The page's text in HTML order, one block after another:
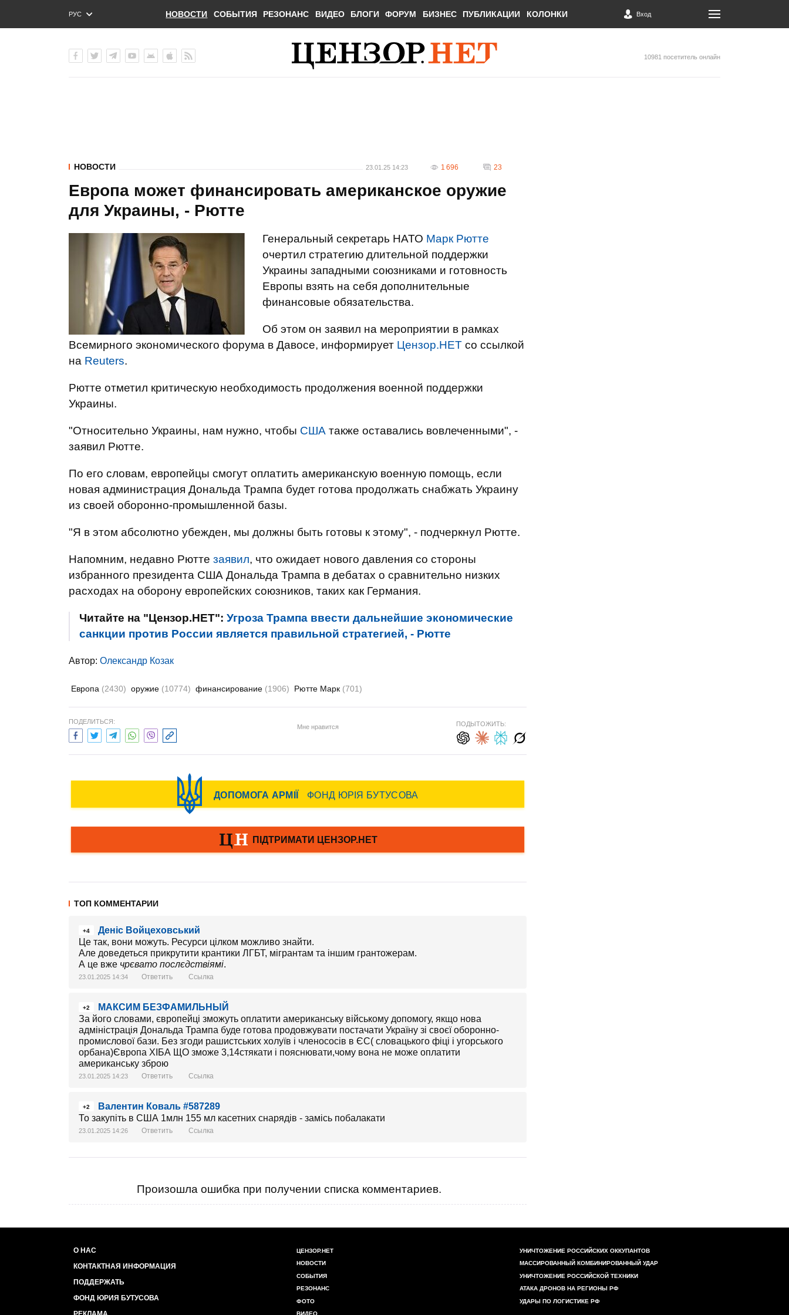
РУС
ENG
НОВОСТИ СОБЫТИЯ РЕЗОНАНС ВИДЕО БЛОГИ ФОРУМ БИЗНЕС ПУБЛИКАЦИИ КОЛОНКИ Вход
10981 посетитель онлайн
НОВОСТИ 23.01.25 14:23 1 696 23
Европа может финансировать американское оружие
для Украины, - Рютте
Генеральный секретарь НАТО Марк Рютте
очертил стратегию длительной поддержки
Украины западными союзниками и готовность
Европы взять на себя дополнительные
финансовые обязательства.
Об этом он заявил на мероприятии в рамках
Всемирного экономического форума в Давосе, информирует Цензор.НЕТ со ссылкой
на Reuters.
Рютте отметил критическую необходимость продолжения военной поддержки
Украины.
"Относительно Украины, нам нужно, чтобы США также оставались вовлеченными", -
заявил Рютте.
По его словам, европейцы смогут оплатить американскую военную помощь, если
новая администрация Дональда Трампа будет готова продолжать снабжать Украину
из своей оборонно-промышленной базы.
"Я в этом абсолютно убежден, мы должны быть готовы к этому", - подчеркнул Рютте.
Напомним, недавно Рютте заявил, что ожидает нового давления со стороны
избранного президента США Дональда Трампа в дебатах о сравнительно низких
расходах на оборону европейских союзников, таких как Германия.
Читайте на "Цензор.НЕТ": Угроза Трампа ввести дальнейшие экономические
санкции против России является правильной стратегией, - Рютте
Автор: Олександр Козак
Европа (2430) оружие (10774) финансирование (1906) Рютте Марк (701)
ПОДЕЛИТЬСЯ:
Мне нравится ПОДЫТОЖИТЬ:
ТОП КОММЕНТАРИИ
+4
Деніс Войцеховський
Це так, вони можуть. Ресурси цілком можливо знайти.
Але доведеться прикрутити крантики ЛГБТ, мігрантам та іншим грантожерам.
А це вже чрєвато послєдствіямі.
23.01.2025 14:34 Ответить Ссылка
+2
МАКСИМ БЕЗФАМИЛЬНЫЙ
За його словами, європейці зможуть оплатити американську війському допомогу, якщо нова
адміністрація Дональда Трампа буде готова продовжувати постачати Україну зі своєї оборонно-
промислової бази. Без згоди рашистських холуїв і членососів в ЄС( словацького фіці і угорського
орбана)Європа ХІБА ЩО зможе 3,14стякати і пояснювати,чому вона не може оплатити
американську зброю
23.01.2025 14:23 Ответить Ссылка
+2
Валентин Коваль #587289
То закупіть в США 1млн 155 мл касетних снарядів - замісь побалакати
23.01.2025 14:26 Ответить Ссылка
Произошла ошибка при получении списка комментариев.
О НАС
КОНТАКТНАЯ ИНФОРМАЦИЯ
ПОДДЕРЖАТЬ
ФОНД ЮРИЯ БУТУСОВА
ЦЕНЗОР.НЕТ
НОВОСТИ
СОБЫТИЯ
РЕЗОНАНС
ФОТО
ВИДЕО
УНИЧТОЖЕНИЕ РОССИЙСКИХ ОККУПАНТОВ
МАССИРОВАННЫЙ КОМБИНИРОВАННЫЙ УДАР
УНИЧТОЖЕНИЕ РОССИЙСКОЙ ТЕХНИКИ
АТАКА ДРОНОВ НА РЕГИОНЫ РФ
УДАРЫ ПО ЛОГИСТИКЕ РФ